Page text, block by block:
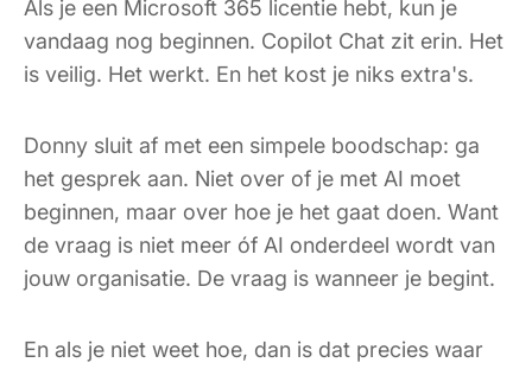
Als je een Microsoft 365 licentie hebt, kun je
vandaag nog beginnen. Copilot Chat zit erin. Het
is veilig. Het werkt. En het kost je niks extra's.
Donny sluit af met een simpele boodschap: ga
het gesprek aan. Niet over of je met AI moet
beginnen, maar over hoe je het gaat doen. Want
de vraag is niet meer óf AI onderdeel wordt van
jouw organisatie. De vraag is wanneer je begint.
En als je niet weet hoe, dan is dat precies waar